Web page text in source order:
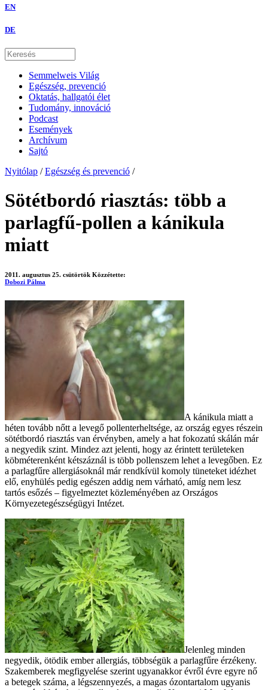
EN
DE
Semmelweis Világ
Egészség, prevenció
Oktatás, hallgatói élet
Tudomány, innováció
Podcast
Események
Archívum
Sajtó
Nyitólap / Egészség és prevenció /
Sötétbordó riasztás: több a
parlagfű-pollen a kánikula
miatt
2011. augusztus 25. csütörtök Közzétette:
Dobozi Pálma
A kánikula miatt a
héten tovább nőtt a levegő pollenterheltsége, az ország egyes részein
sötétbordó riasztás van érvényben, amely a hat fokozatú skálán már
a negyedik szint. Mindez azt jelenti, hogy az érintett területeken
köbméterenként kétszáznál is több pollenszem lehet a levegőben. Ez
a parlagfűre allergiásoknál már rendkívül komoly tüneteket idézhet
elő, enyhülés pedig egészen addig nem várható, amíg nem lesz
tartós esőzés – figyelmeztet közleményében az Országos
Környezetegészségügyi Intézet.
Jelenleg minden
negyedik, ötödik ember allergiás, többségük a parlagfűre érzékeny.
Szakemberek megfigyelése szerint ugyanakkor évről évre egyre nő
a betegek száma, a légszennyezés, a magas ózontartalom ugyanis